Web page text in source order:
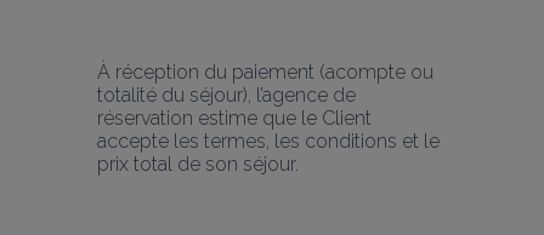
À réception du paiement (acompte ou
totalité du séjour), l’agence de
réservation estime que le Client
accepte les termes, les conditions et le
prix total de son séjour.